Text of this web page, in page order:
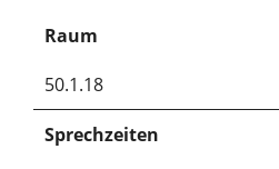
Raum
50.1.18
Sprechzeiten